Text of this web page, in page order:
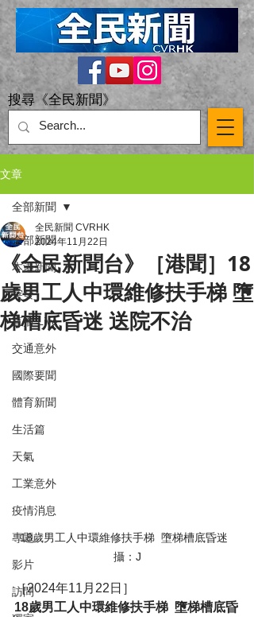
搜尋《全民新聞》
文章
全部新聞
本港新聞
突發
直播 Live
交通意外
國際要聞
體育新聞
生活篇
天氣
工業意外
疫情消息
專題
影片
訪問
全部新聞
《全民新聞台》［港聞］18
歲男工人中環維修扶手梯 墮
梯槽底昏迷 送院不治
全民新聞 CVRHK
2024年11月22日
18歲男工人中環維修扶手梯  墮梯槽底昏迷
攝：J
［2024年11月22日］
18歲男工人中環維修扶手梯  墮梯槽底昏